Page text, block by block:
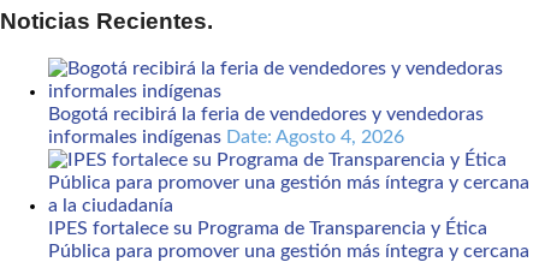
Noticias Recientes.
Bogotá recibirá la feria de vendedores y vendedoras
informales indígenas Date: Agosto 4, 2026
IPES fortalece su Programa de Transparencia y Ética
Pública para promover una gestión más íntegra y cercana